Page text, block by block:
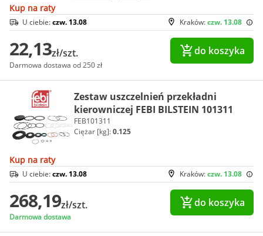
Kup na raty
Kraków:czw. 13.08
U ciebie:czw. 13.08
22,13zł/szt.
Darmowa dostawa od 250 zł
do koszyka
Zestaw uszczelnień przekładni
kierowniczej FEBI BILSTEIN 101311
FEB101311
Ciężar [kg]:0.125
Kup na raty
Kraków:czw. 13.08
U ciebie:czw. 13.08
268,19zł/szt.
Darmowa dostawa
do koszyka